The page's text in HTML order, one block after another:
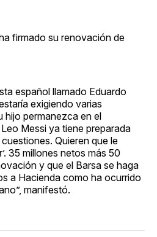
firmado su renovación de
español llamado Eduardo
exigiendo varias
hijo permanezca en el
Messi ya tiene preparada
Quieren que le
35 millones netos más 50
y que el Barsa se haga
a Hacienda como ha ocurrido
manifestó.